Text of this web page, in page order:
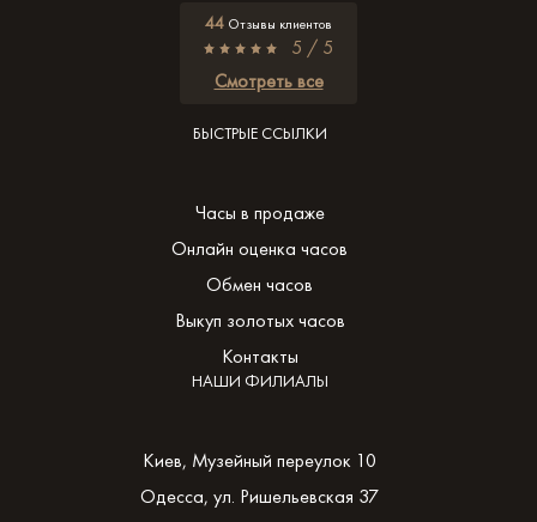
44 Отзывы клиентов
5 / 5
Смотреть все
БЫСТРЫЕ ССЫЛКИ
Часы в продаже
Онлайн оценка часов
Обмен часов
Выкуп золотых часов
Контакты
НАШИ ФИЛИАЛЫ
Киев, Музейный переулок 10
Одесса, ул. Ришельевская 37